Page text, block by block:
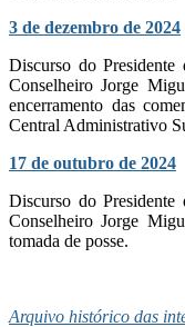
3 de dezembro de 2024
Discurso do
Conselheiro Jorge
encerramento das
Central Administrativo
17 de outubro de 2024
Discurso do
Conselheiro Jorge
tomada de posse.
Arquivo histórico das